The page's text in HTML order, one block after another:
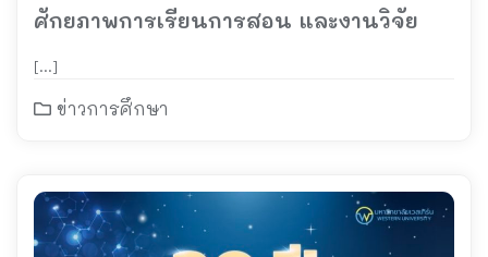
ศักยภาพการเรียนการสอน และงานวิจัย
[…]
ข่าวการศึกษา